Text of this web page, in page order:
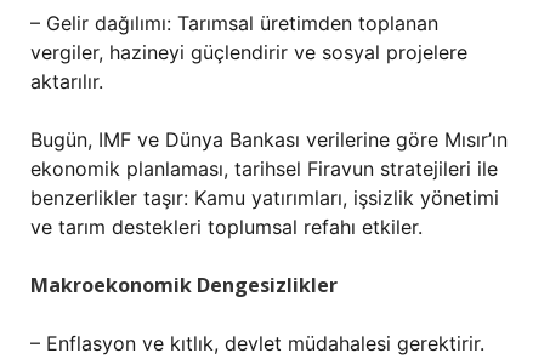
– Gelir dağılımı: Tarımsal üretimden toplanan
vergiler, hazineyi güçlendirir ve sosyal projelere
aktarılır.
Bugün, IMF ve Dünya Bankası verilerine göre Mısır’ın
ekonomik planlaması, tarihsel Firavun stratejileri ile
benzerlikler taşır: Kamu yatırımları, işsizlik yönetimi
ve tarım destekleri toplumsal refahı etkiler.
Makroekonomik Dengesizlikler
– Enflasyon ve kıtlık, devlet müdahalesi gerektirir.